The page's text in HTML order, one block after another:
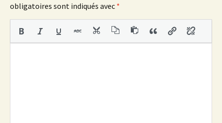
obligatoires sont indiqués avec *